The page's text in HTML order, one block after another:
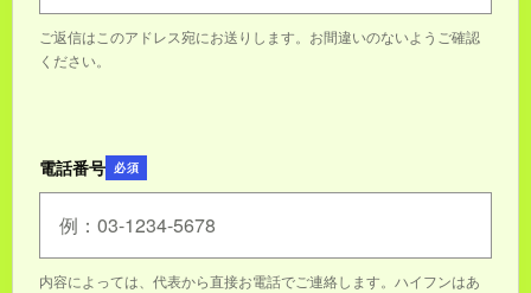
ご返信はこのアドレス宛にお送りします。お間違いのないようご確認
ください。
電話番号 必須
内容によっては、代表から直接お電話でご連絡します。ハイフンはあ